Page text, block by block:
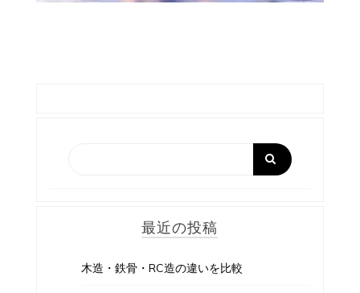
最近の投稿
木造・鉄骨・RC造の違いを比較